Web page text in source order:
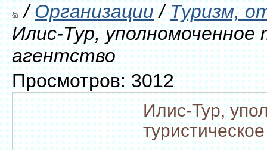
/Организации/Туризм,
Илис-Тур, уполномоченное
агентство
Просмотров: 3012
Илис-Тур,